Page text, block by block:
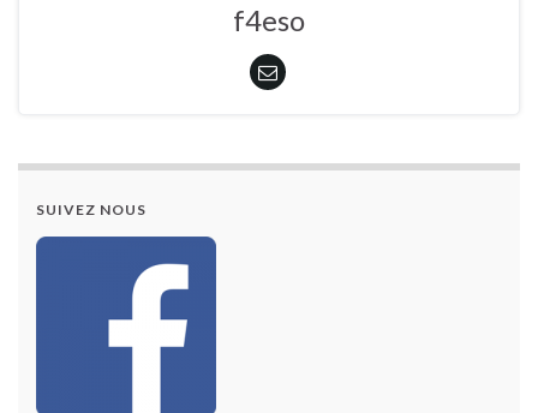
f4eso
SUIVEZ NOUS